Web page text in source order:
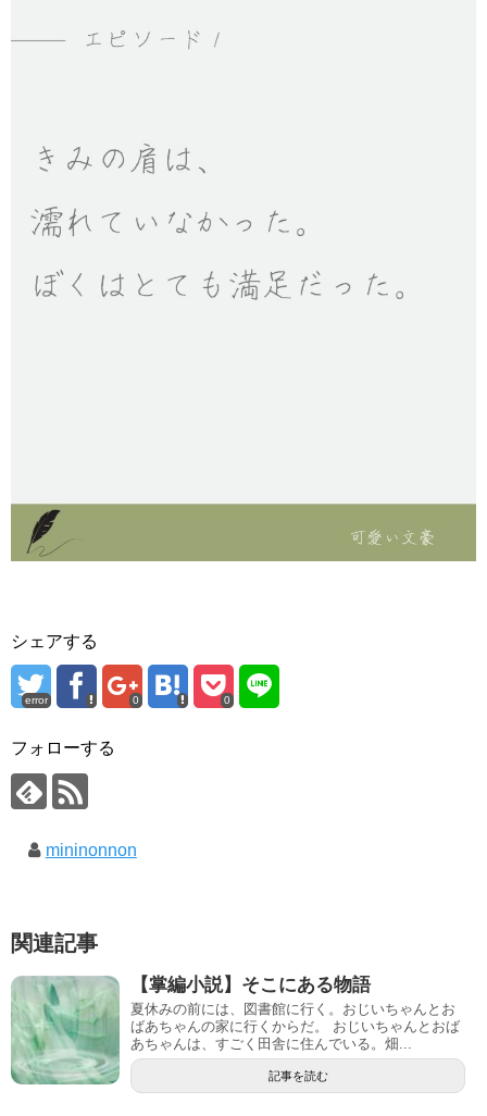
シェアする
error 0 0
フォローする
mininonnon
関連記事
【掌編小説】そこにある物語
夏休みの前には、図書館に行く。おじいちゃんとお
ばあちゃんの家に行くからだ。 おじいちゃんとおば
あちゃんは、すごく田舎に住んでいる。畑...
記事を読む